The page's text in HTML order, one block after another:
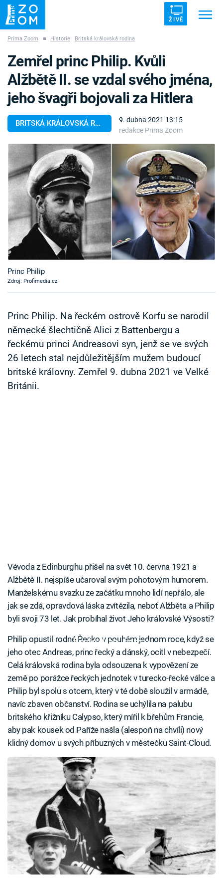
ŽIVĚ
ZÁHADY VETŘELCI DÁVNOVĚKU
Témata
Témata
Pořady
TV Program
Časopis
Sledujte prima+
Sledujte nás
Prima Zoom ■ Historie Britská královská rodina
BRITSKÁ KRÁLOVSKÁ RODINA
9. dubna 2021 13:15
redakce Prima Zoom
Zemřel princ Philip. Kvůli
Alžbětě II. se vzdal svého jména,
jeho švagři bojovali za Hitlera
Princ Philip
Zdroj: Profimedia.cz
Princ Philip. Na řeckém ostrově Korfu se narodil
německé šlechtičně Alici z Battenbergu a
řeckému princi Andreasovi syn, jenž se ve svých
26 letech stal nejdůležitějším mužem budoucí
britské královny. Zemřel 9. dubna 2021 ve Velké
Británii.
Vévoda z Edinburghu přišel na svět 10. června 1921 a
Alžbětě II. nejspíše učaroval svým pohotovým humorem.
Manželskému svazku ze začátku mnoho lidí nepřálo, ale
jak se zdá, opravdová láska zvítězila, neboť Alžběta a Philip
byli svoji 73 let. Jak probíhal život Jeho královské Výsosti?
Failed to fetch
Philip opustil rodné Řecko v pouhém jednom roce, když se
jeho otec Andreas, princ řecký a dánský, ocitl v nebezpečí.
Celá královská rodina byla odsouzena k vypovězení ze
země po porážce řeckých jednotek v turecko-řecké válce a
Philip byl spolu s otcem, který v té době sloužil v armádě,
navíc zbaven občanství. Rodina se uchýlila na palubu
britského křižníku Calypso, který mířil k břehům Francie,
aby pak kousek od Paříže našla (alespoň na chvíli) nový
klidný domov u svých příbuzných v městečku Saint-Cloud.